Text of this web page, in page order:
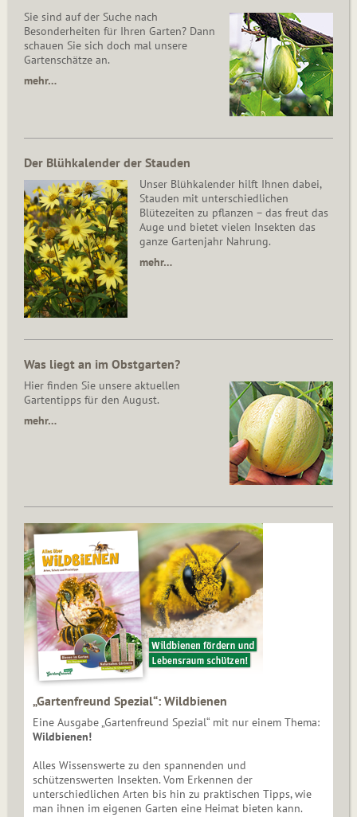
Sie sind auf der Suche nach
Besonderheiten für Ihren Garten? Dann
schauen Sie sich doch mal unsere
Gartenschätze an.
mehr…
Der Blühkalender der Stauden
Unser Blühkalender hilft Ihnen dabei,
Stauden mit unterschiedlichen
Blütezeiten zu pflanzen – das freut das
Auge und bietet vielen Insekten das
ganze Gartenjahr Nahrung.
mehr…
Was liegt an im Obstgarten?
Hier finden Sie unsere aktuellen
Gartentipps für den August.
mehr…
„Gartenfreund Spezial“: Wildbienen
Eine Ausgabe „Gartenfreund Spezial“ mit nur einem Thema:
Wildbienen!
Alles Wissenswerte zu den spannenden und
schützenswerten Insekten. Vom Erkennen der
unterschiedlichen Arten bis hin zu praktischen Tipps, wie
man ihnen im eigenen Garten eine Heimat bieten kann.